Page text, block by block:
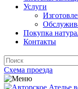
Услуги
Покупка
Контакты
Схема проезда